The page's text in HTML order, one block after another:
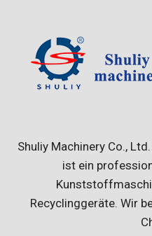
Shuliy Machinery Co.,
ist ein
Recyclinggeräte. Wir